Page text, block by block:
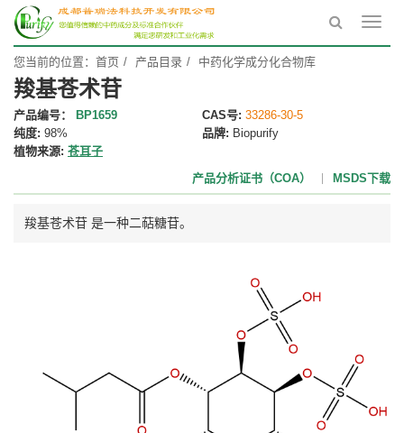
您当前的位置： 首页 产品目录 中药化学成分化合物库
羧基苍术苷
产品编号： BP1659 CAS号: 33286-30-5
纯度: 98% 品牌: Biopurify
植物来源: 苍耳子
产品分析证书（COA）
MSDS下载
羧基苍术苷 是一种二萜糖苷。